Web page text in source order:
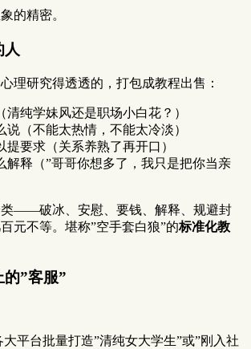
的精密。
理研究得透透的，打包成教程出售：
清纯学妹风还是职场小白花？）
说（不能太热情，不能太冷淡）
提要求（关系养熟了再开口）
解释（”哥哥你想多了，我只是把你当亲
——破冰、安慰、要钱、解释、规避封
元不等。堪称”空手套白狼”的标准化教
”客服”
大平台批量打造”清纯女大学生”或”刚入社